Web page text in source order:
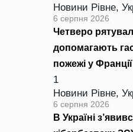
Новини Рівне,
6 серпня 2026
Четверо
допомагають
пожежі у
1
Новини Рівне,
6 серпня 2026
В Україні